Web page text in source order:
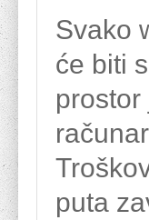
Svako
će biti
puta